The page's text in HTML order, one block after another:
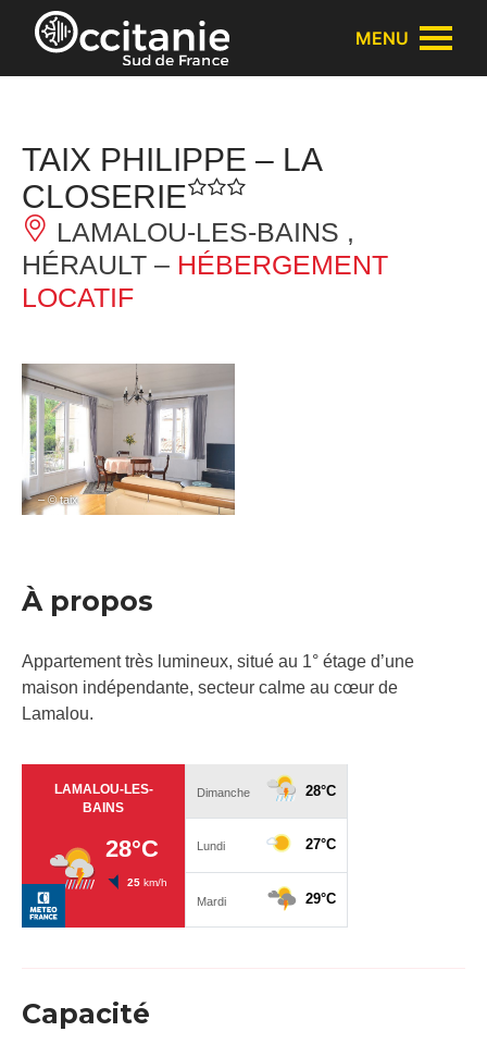
Panneau de gestion des cookies
MENU
TAIX PHILIPPE – LA
CLOSERIE
LAMALOU-LES-BAINS ,
HÉRAULT – HÉBERGEMENT
LOCATIF
– © taix
À propos
Appartement très lumineux, situé au 1° étage d’une
maison indépendante, secteur calme au cœur de
Lamalou.
Capacité